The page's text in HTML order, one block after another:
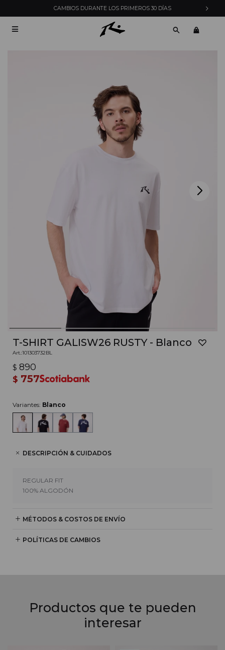
CAMBIOS DURANTE LOS PRIMEROS 30 DÍAS

T-SHIRT GALISW26 RUSTY - Blanco
101303732BL
$ 890
$ 757
Variantes: Blanco
DESCRIPCIÓN & CUIDADOS
REGULAR FIT
100% ALGODÓN
MÉTODOS & COSTOS DE ENVÍO
POLÍTICAS DE CAMBIOS
Productos que te pueden
interesar